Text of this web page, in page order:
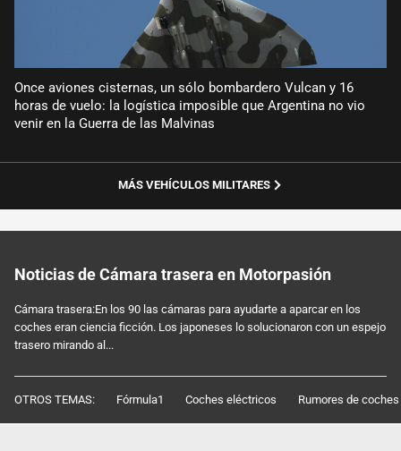
Once aviones cisternas, un sólo bombardero Vulcan y 16
horas de vuelo: la logística imposible que Argentina no vio
venir en la Guerra de las Malvinas
MÁS VEHÍCULOS MILITARES
Noticias de Cámara trasera en Motorpasión
Cámara trasera:En los 90 las cámaras para ayudarte a aparcar en los
coches eran ciencia ficción. Los japoneses lo solucionaron con un espejo
trasero mirando al...
OTROS TEMAS: Fórmula1 Coches eléctricos Rumores de coches